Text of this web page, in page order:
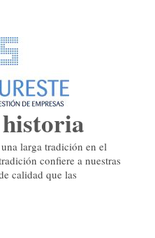
larga tradición en el
confiere a nuestras
calidad que las